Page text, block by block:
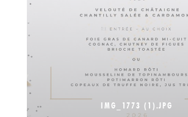
IMG_1773 (1).JPG